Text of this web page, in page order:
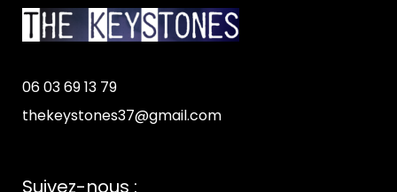
06 03 69 13 79
thekeystones37@gmail.com
Suivez-nous :